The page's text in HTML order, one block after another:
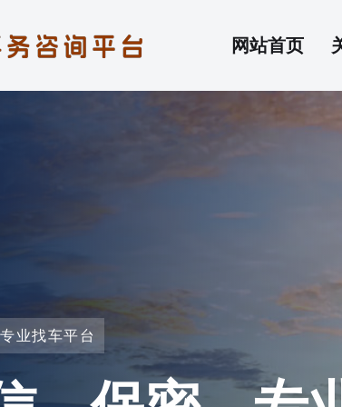
网站首页
业找车平台